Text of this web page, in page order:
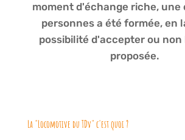
moment d'échange riche, une
personnes a été formée, en
possibilité d'accepter ou non
proposée.
La "Locomotive du TDv" c'est quoi ?